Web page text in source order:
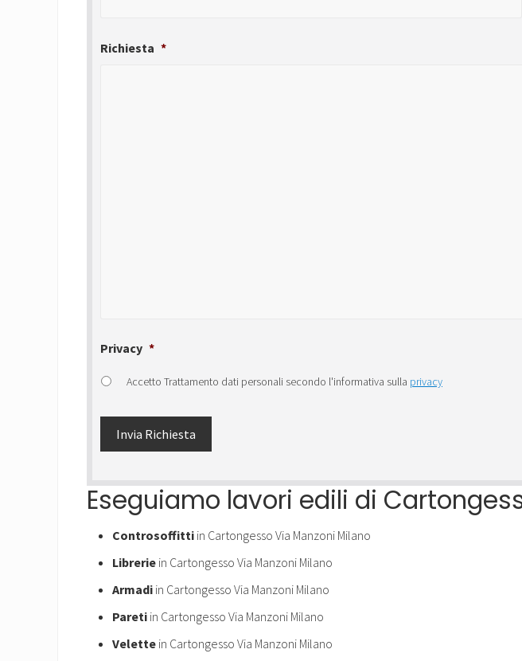
Richiesta *
Privacy *
Accetto Trattamento dati personali secondo l'informativa sulla privacy
Eseguiamo lavori edili di
Controsoffitti in Cartongesso Via Manzoni Milano
Librerie in Cartongesso Via Manzoni Milano
Armadi in Cartongesso Via Manzoni Milano
Pareti in Cartongesso Via Manzoni Milano
Velette in Cartongesso Via Manzoni Milano